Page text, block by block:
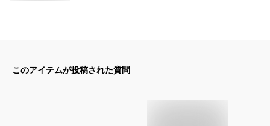
このアイテムが投稿された質問